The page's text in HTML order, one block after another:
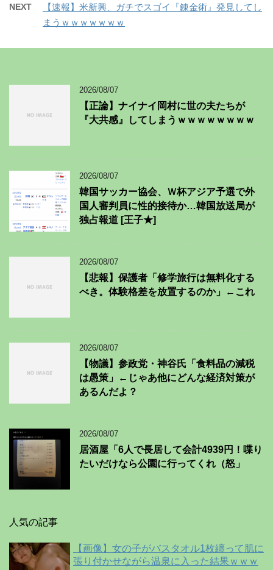
NEXT
【速報】米新興、ガチでスゴイ『錬金術』発見してし
まうｗｗｗｗｗｗｗ
2026/08/07
【正論】ナイナイ岡村に世の夫たちが
『大共感』してしまうｗｗｗｗｗｗｗｗ
2026/08/07
韓国サッカー協会、Ｗ杯アジア予選で外
国人審判員に性的接待か…韓国放送局が
独占報道 [王子★]
2026/08/07
【悲報】保護者「修学旅行は無料化する
べき。体験格差を放置するのか」←これ
2026/08/07
【物議】参政党・神谷氏「食料品の減税
は愚策」←じゃあ他にどんな経済対策が
あるんだよ？
2026/08/07
居酒屋「6人で長居して会計4939円！喋り
たいだけなら公園に行ってくれ（怒」
人気の記事
【画像】女の子がバスタオル1枚纏って肌に
張り付かせながら温泉に入った結果ｗｗｗ